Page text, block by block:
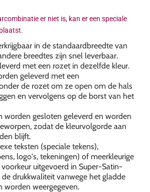
er niet is, kan er een speciale
in de standaardbreedte van
breedtes zijn snel leverbaar.
met een rozet in dezelfde kleur.
geleverd met een
de rozet om ze open om de hals
en vervolgens op de borst van het
worden gesloten geleverd en worden
zodat de kleurvolgorde aan
blijft.
teksten (speciale tekens),
logo's, tekeningen) of meerkleurige
uitgevoerd in Super-Satin-
drukkwaliteit vanwege het gladde
worden weergegeven.